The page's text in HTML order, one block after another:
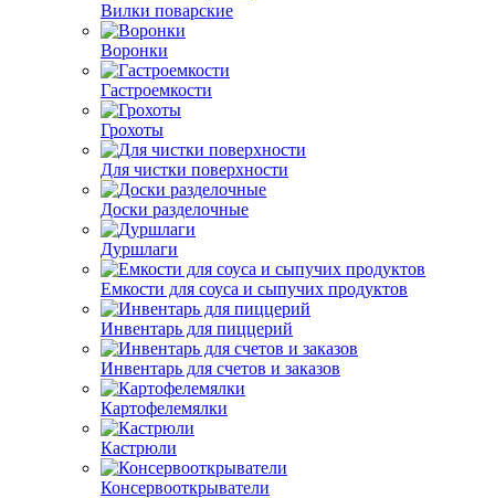
Вилки поварские
Воронки
Гастроемкости
Грохоты
Для чистки поверхности
Доски разделочные
Дуршлаги
Емкости для соуса и сыпучих продуктов
Инвентарь для пиццерий
Инвентарь для счетов и заказов
Картофелемялки
Кастрюли
Консервооткрыватели